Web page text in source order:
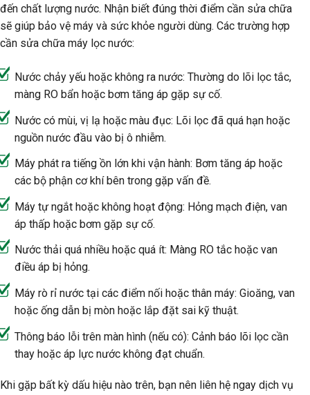
đến chất lượng nước. Nhận biết đúng thời điểm cần sửa chữa
sẽ giúp bảo vệ máy và sức khỏe người dùng. Các trường hợp
cần sửa chữa máy lọc nước:
Nước chảy yếu hoặc không ra nước: Thường do lõi lọc tắc,
màng RO bẩn hoặc bơm tăng áp gặp sự cố.
Nước có mùi, vị lạ hoặc màu đục: Lõi lọc đã quá hạn hoặc
nguồn nước đầu vào bị ô nhiễm.
Máy phát ra tiếng ồn lớn khi vận hành: Bơm tăng áp hoặc
các bộ phận cơ khí bên trong gặp vấn đề.
Máy tự ngắt hoặc không hoạt động: Hỏng mạch điện, van
áp thấp hoặc bơm gặp sự cố.
Nước thải quá nhiều hoặc quá ít: Màng RO tắc hoặc van
điều áp bị hỏng.
Máy rò rỉ nước tại các điểm nối hoặc thân máy: Gioăng, van
hoặc ống dẫn bị mòn hoặc lắp đặt sai kỹ thuật.
Thông báo lỗi trên màn hình (nếu có): Cảnh báo lõi lọc cần
thay hoặc áp lực nước không đạt chuẩn.
Khi gặp bất kỳ dấu hiệu nào trên, bạn nên liên hệ ngay dịch vụ